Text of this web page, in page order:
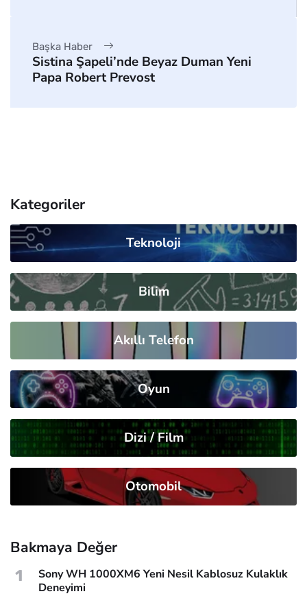
Başka Haber
Sistina Şapeli’nde Beyaz Duman Yeni
Papa Robert Prevost
Kategoriler
Teknoloji
Bilim
Akıllı Telefon
Oyun
Dizi / Film
Otomobil
Bakmaya Değer
1
Sony WH 1000XM6 Yeni Nesil Kablosuz Kulaklık
Deneyimi